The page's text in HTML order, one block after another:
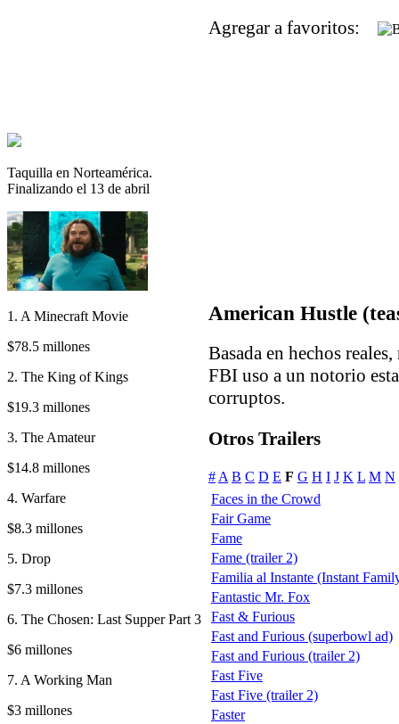
Taquilla en Norteamérica.
Finalizando el 13 de abril
1. A Minecraft Movie
$78.5 millones
2. The King of Kings
$19.3 millones
3. The Amateur
$14.8 millones
4. Warfare
$8.3 millones
5. Drop
$7.3 millones
6. The Chosen: Last Supper Part 3
$6 millones
7. A Working Man
$3 millones
Agregar a favoritos:
American Hustle
Basada en hechos
FBI uso a un notorio
corruptos.
Otros Trailers
# A B C D E F G H I J K L M N
Faces in the Crowd
Fair Game
Fame
Fame (trailer 2)
Familia al Instante (Instant
Fantastic Mr. Fox
Fast & Furious
Fast and Furious (superbowl ad)
Fast and Furious (trailer 2)
Fast Five
Fast Five (trailer 2)
Faster